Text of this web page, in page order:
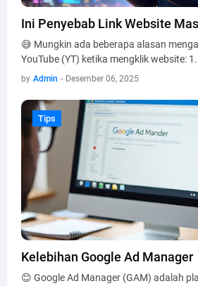
Ini Penyebab Link Website
😅 Mungkin ada beberapa alasan
YouTube (YT) ketika mengklik website:
by Admin - Desember 06, 2025
Tips
Tips
Kelebihan Google Ad Manager
😊 Google Ad Manager (GAM) adalah